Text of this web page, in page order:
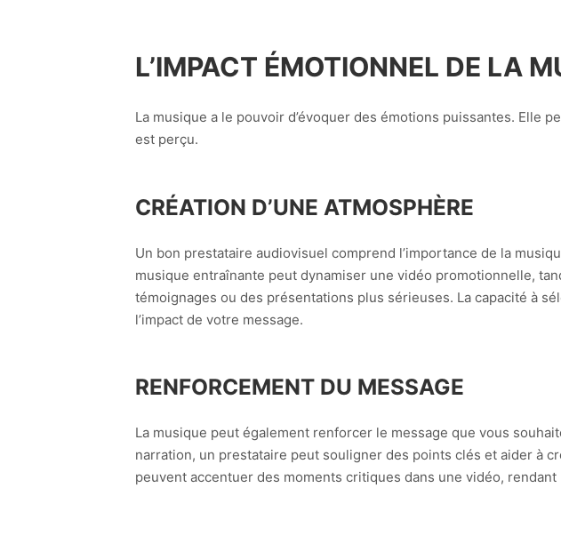
L’IMPACT ÉMOTIONNEL DE LA
La musique a le pouvoir d’évoquer des émotions puissantes. Elle
est perçu.
CRÉATION D’UNE ATMOSPHÈRE
Un bon prestataire audiovisuel comprend l’importance de la
musique entraînante peut dynamiser une vidéo promotionnelle,
témoignages ou des présentations plus sérieuses. La capacité à
l’impact de votre message.
RENFORCEMENT DU MESSAGE
La musique peut également renforcer le message que vous
narration, un prestataire peut souligner des points clés et aider à
peuvent accentuer des moments critiques dans une vidéo,